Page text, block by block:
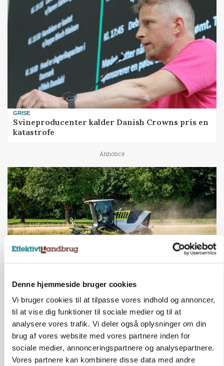
Denne hjemmeside bruger cookies
Vi bruger cookies til at tilpasse vores indhold og annoncer,
til at vise dig funktioner til sociale medier og til at
analysere vores trafik. Vi deler også oplysninger om din
brug af vores website med vores partnere inden for
sociale medier, annonceringspartnere og analysepartnere.
Vores partnere kan kombinere disse data med andre
GRISE
Svineproducenter kalder Danish Crowns pris en
katastrofe
Annonce
MASKINER
Forserie til selvkørende skårlægger afprøves i år
Annonce
ARRANGEMENT
Markvandring sætter fokus på elefantgræs